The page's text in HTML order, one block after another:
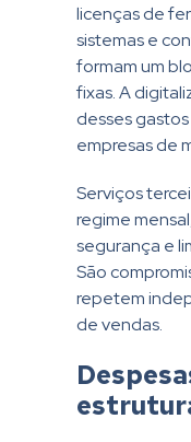
licenças de
sistemas e
formam um
fixas. A
desses
empresas de
Serviços
regime
segurança e
São
repetem
de vendas.